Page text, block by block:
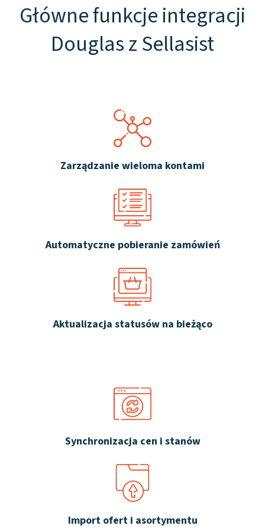
Główne funkcje integracji
Douglas z Sellasist
Zarządzanie wieloma kontami
Automatyczne pobieranie zamówień
Aktualizacja statusów na bieżąco
Synchronizacja cen i stanów
Import ofert i asortymentu